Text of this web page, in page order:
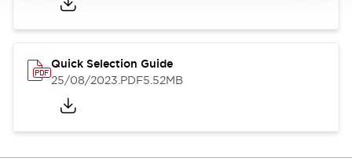
Quick Selection Guide
25/08/2023.PDF5.52MB